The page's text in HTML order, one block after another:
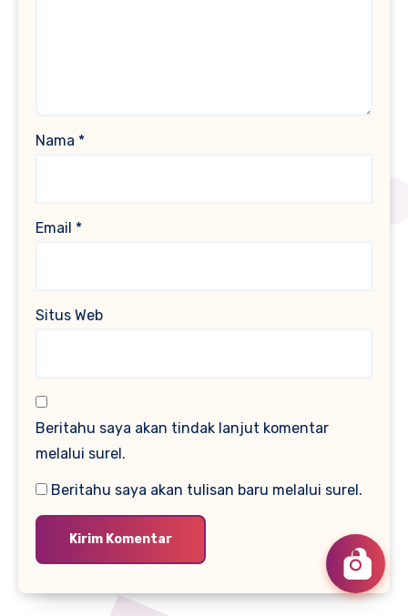
Nama *
Email *
Situs Web
Beritahu saya akan tindak lanjut komentar
melalui surel.
Beritahu saya akan tulisan baru melalui surel.